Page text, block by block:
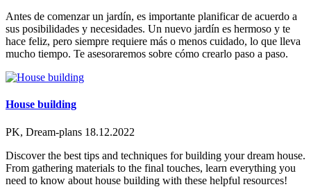
Antes de comenzar un jardín, es importante planificar de acuerdo a
sus posibilidades y necesidades. Un nuevo jardín es hermoso y te
hace feliz, pero siempre requiere más o menos cuidado, lo que lleva
mucho tiempo. Te asesoraremos sobre cómo crearlo paso a paso.
House building
PK, Dream-plans 18.12.2022
Discover the best tips and techniques for building your dream house.
From gathering materials to the final touches, learn everything you
need to know about house building with these helpful resources!